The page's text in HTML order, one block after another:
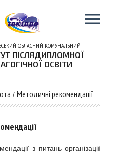
ОБЛАСНИЙ КОМУНАЛЬНИЙ
ПІСЛЯДИПЛОМНОЇ
ОСВІТИ
/ Методичні рекомендації
з питань організації